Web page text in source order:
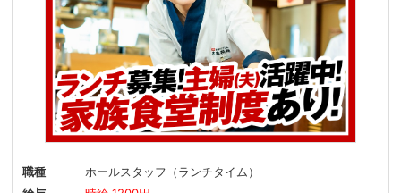
職種
ホールスタッフ（ランチタイム）